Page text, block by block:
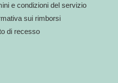
e condizioni del servizio
sui rimborsi
di recesso